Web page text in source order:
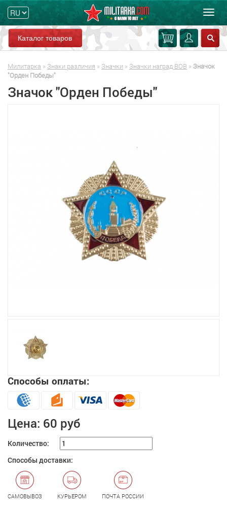
Каталог товаров
Милитарка » Знаки различия » Значки » Значки наград ВОВ » Значок
"Орден Победы"
Значок "Орден Победы"
Способы оплаты:
Цена: 60 руб
Количество:
Способы доставки:
САМОВЫВОЗ КУРЬЕРОМ ПОЧТА РОССИИ